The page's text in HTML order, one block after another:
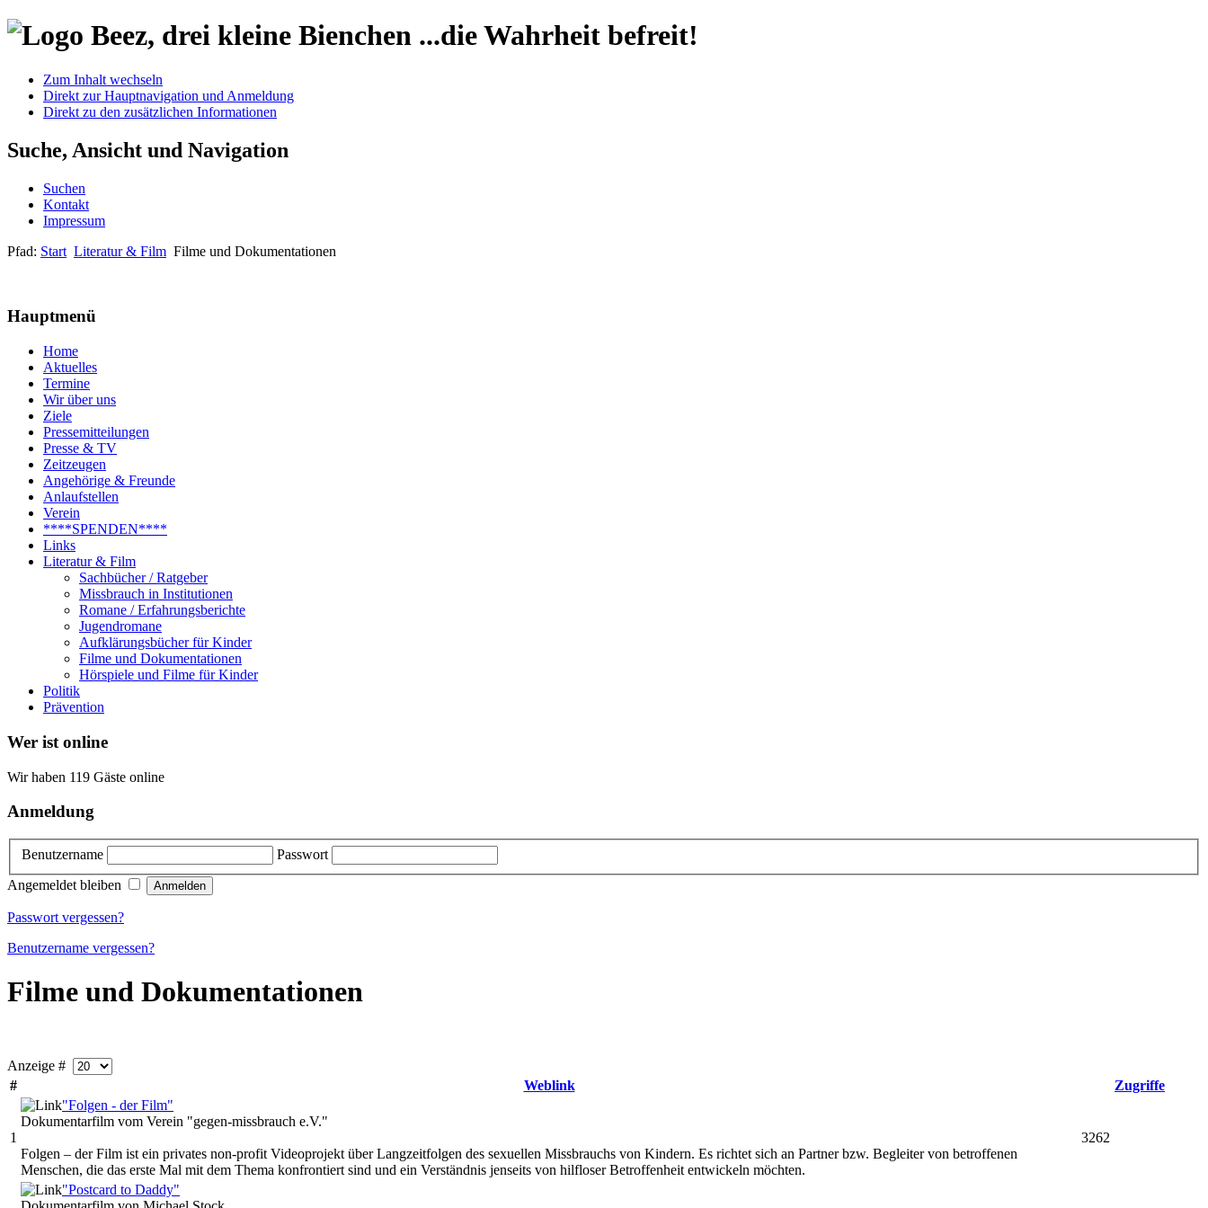
...die Wahrheit befreit!
Zum Inhalt wechseln
Direkt zur Hauptnavigation und Anmeldung
Direkt zu den zusätzlichen Informationen
Suche, Ansicht und Navigation
Suchen
Kontakt
Impressum
Pfad: Start Literatur & Film Filme und Dokumentationen
Hauptmenü
Home
Aktuelles
Termine
Wir über uns
Ziele
Pressemitteilungen
Presse & TV
Zeitzeugen
Angehörige & Freunde
Anlaufstellen
Verein
****SPENDEN****
Links
Literatur & Film
Sachbücher / Ratgeber
Missbrauch in Institutionen
Romane / Erfahrungsberichte
Jugendromane
Aufklärungsbücher für Kinder
Filme und Dokumentationen
Hörspiele und Filme für Kinder
Politik
Prävention
Wer ist online
Wir haben 119 Gäste online
Anmeldung
Benutzername
Passwort
Angemeldet bleiben
Passwort vergessen?
Benutzername vergessen?
Filme und Dokumentationen
Anzeige #
#
Weblink Zugriffe
1
"Folgen - der Film"
Dokumentarfilm vom Verein "gegen-missbrauch e.V."
Folgen – der Film ist ein privates non-profit Videoprojekt über Langzeitfolgen des sexuellen Missbrauchs von Kindern. Es richtet sich an Partner bzw. Begleiter von betroffenen
Menschen, die das erste Mal mit dem Thema konfrontiert sind und ein Verständnis jenseits von hilfloser Betroffenheit entwickeln möchten.
3262
"Postcard to Daddy"